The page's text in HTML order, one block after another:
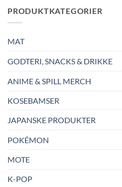
PRODUKTKATEGORIER
MAT
GODTERI, SNACKS & DRIKKE
ANIME & SPILL MERCH
KOSEBAMSER
JAPANSKE PRODUKTER
POKÉMON
MOTE
K-POP